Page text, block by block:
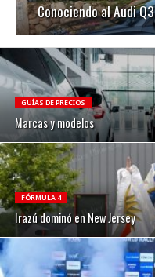
Conociendo al Audi
GUÍAS DE PRECIOS
Marcas y modelos
FÓRMULA 4
Irazú dominó en New Jersey